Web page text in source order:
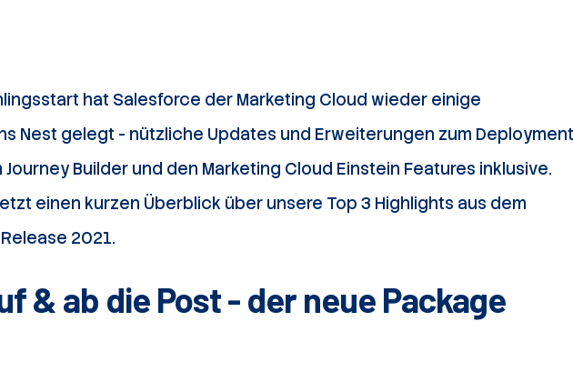
hat Salesforce der Marketing Cloud wieder einige
Nest gelegt - nützliche Updates und Erweiterungen zum Deployment
Builder und den Marketing Cloud Einstein Features inklusive.
einen kurzen Überblick über unsere Top 3 Highlights aus dem
2021.
& ab die Post - der neue Package